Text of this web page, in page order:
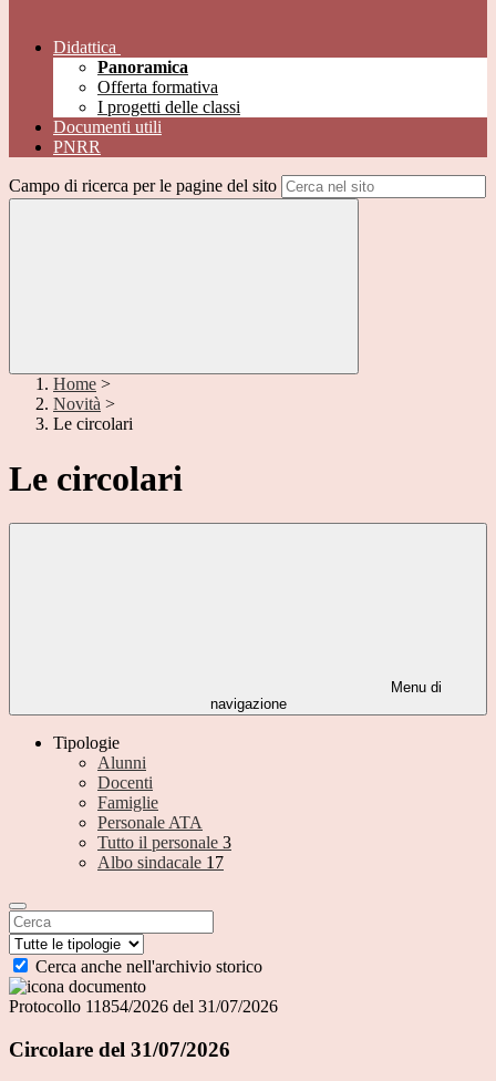
Didattica
Panoramica
Offerta formativa
I progetti delle classi
Documenti utili
PNRR
Campo di ricerca per le pagine del sito
Home >
Novità >
Le circolari
Le circolari
Menu di
navigazione
Tipologie
Alunni
Docenti
Famiglie
Personale ATA
Tutto il personale 3
Albo sindacale 17
Cerca anche nell'archivio storico
Protocollo 11854/2026 del 31/07/2026
Circolare del 31/07/2026